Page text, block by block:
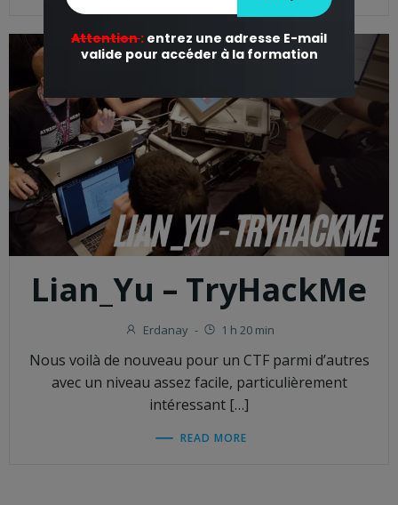
Lian_Yu – TryHackMe
Erdanay - 1 h 20 min
Nous voilà de nouveau pour un CTF parmi d’autres
avec un niveau assez facile, particulièrement
intéressant […]
READ MORE